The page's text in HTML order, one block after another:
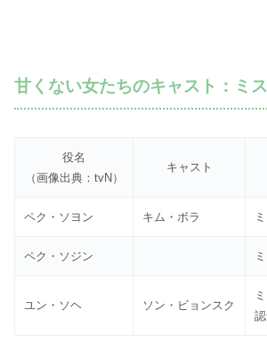
甘くない女たちのキャスト：ミ
役名
（画像出典：tvN）
キャスト
ペク・ソヨン キム・ボラ
ペク・ソジン
ユン・ソヘ ソン・ビョンスク